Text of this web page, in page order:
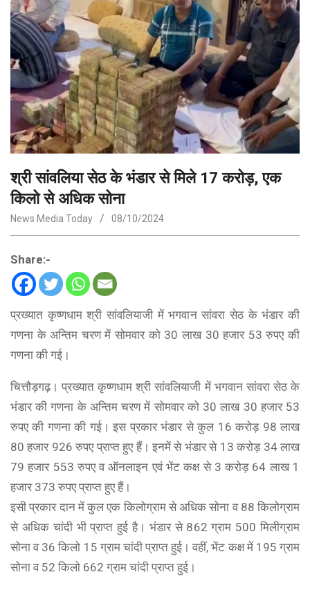
श्री सांवलिया सेठ के भंडार से मिले 17 करोड़, एक
किलो से अधिक सोना
News Media Today 08/10/2024
Share:-
प्रख्यात कृष्णधाम श्री सांवलियाजी में भगवान सांवरा सेठ के भंडार की
गणना के अन्तिम चरण में सोमवार को 30 लाख 30 हजार 53 रुपए की
गणना की गई।
चित्तौड़गढ़। प्रख्यात कृष्णधाम श्री सांवलियाजी में भगवान सांवरा सेठ के
भंडार की गणना के अन्तिम चरण में सोमवार को 30 लाख 30 हजार 53
रुपए की गणना की गई। इस प्रकार भंडार से कुल 16 करोड़ 98 लाख
80 हजार 926 रुपए प्राप्त हुए हैं। इनमें से भंडार से 13 करोड़ 34 लाख
79 हजार 553 रुपए व ऑनलाइन एवं भेंट कक्ष से 3 करोड़ 64 लाख 1
हजार 373 रुपए प्राप्त हुए हैं।
इसी प्रकार दान में कुल एक किलोग्राम से अधिक सोना व 88 किलोग्राम
से अधिक चांदी भी प्राप्त हुई है। भंडार से 862 ग्राम 500 मिलीग्राम
सोना व 36 किलो 15 ग्राम चांदी प्राप्त हुई। वहीं, भेंट कक्ष में 195 ग्राम
सोना व 52 किलो 662 ग्राम चांदी प्राप्त हुई।